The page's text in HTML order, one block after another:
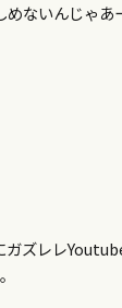
ないんじゃあ
ガズレレ